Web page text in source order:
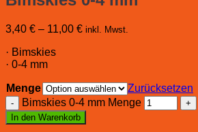
3,40 € – 11,00 € inkl. Mwst.
· Bimskies
· 0-4 mm
Menge
Zurücksetzen
Bimskies 0-4 mm Menge
In den Warenkorb